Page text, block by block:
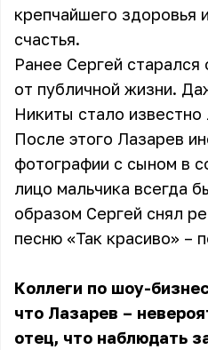
крепчайшего здоровья
счастья.
Ранее Сергей старался
от публичной жизни.
Никиты стало
После этого Лазарев
фотографии с сыном в
лицо мальчика всегда
образом Сергей снял
песню «Так красиво» –
Коллеги по шоу-
что Лазарев –
отец, что наблюдать